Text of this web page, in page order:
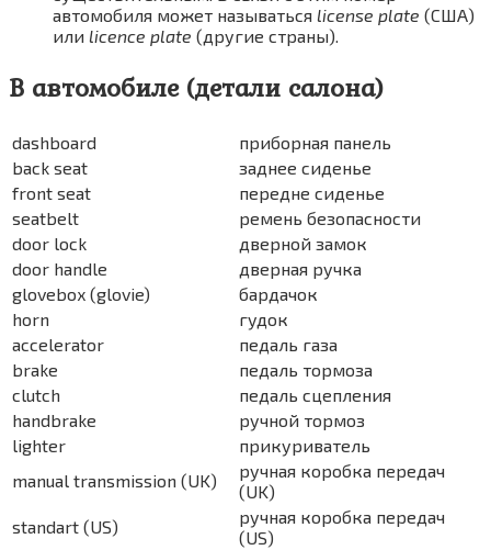
автомобиля может называться license plate (США)
или licence plate (другие страны).
В автомобиле (детали салона)
dashboard
приборная панель
back seat
заднее сиденье
front seat
передне сиденье
seatbelt
ремень безопасности
door lock
дверной замок
door handle
дверная ручка
glovebox (glovie)
бардачок
horn
гудок
accelerator
педаль газа
brake
педаль тормоза
clutch
педаль сцепления
handbrake
ручной тормоз
lighter
прикуриватель
manual transmission (UK)
ручная коробка передач
(UK)
standart (US)
ручная коробка передач
(US)